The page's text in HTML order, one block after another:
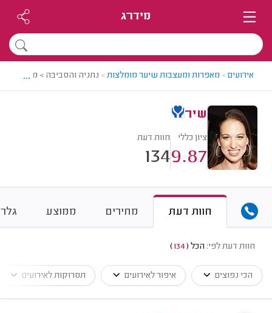
מידרג
אירועים> מאפרות ומעצבות שיער מומלצות> נתניה והסביבה > מאפרת
...
שיר
ציון כללי
9.87
חוות דעת
134
חוות דעת מחירים ממוצע
חוות דעת לפי: הכל (
134
)
הכי נפוצים איפור לאירועים תסרוקות לאירועים